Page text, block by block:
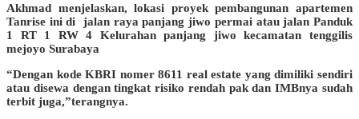
Akhmad menjelaskan, lokasi proyek pembangunan apartemen
Tanrise ini di jalan raya panjang jiwo permai atau jalan Panduk
1 RT 1 RW 4 Kelurahan panjang jiwo kecamatan tenggilis
mejoyo Surabaya
“Dengan kode KBRI nomer 8611 real estate yang dimiliki sendiri
atau disewa dengan tingkat risiko rendah pak dan IMBnya sudah
terbit juga,”terangnya.